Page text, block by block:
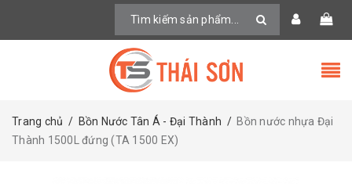
Trang chủ / Bồn Nước Tân Á - Đại Thành / Bồn nước nhựa Đại
Thành 1500L đứng (TA 1500 EX)